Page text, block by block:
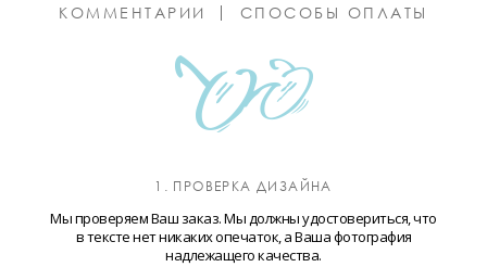
КОММЕНТАРИИ
СПОСОБЫ ОПЛАТЫ
1. ПРОВЕРКА ДИЗАЙНА
Мы проверяем Ваш заказ. Мы должны удостовериться, что
в тексте нет никаких опечаток, а Ваша фотография
надлежащего качества.